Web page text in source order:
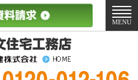
メ
ニ
MENU